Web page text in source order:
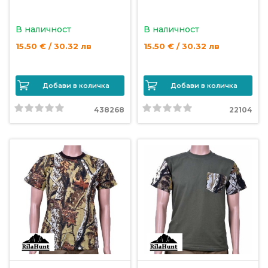
В наличност
15.50 € / 30.32 лв
Добави в количка
438268
В наличност
15.50 € / 30.32 лв
Добави в количка
22104